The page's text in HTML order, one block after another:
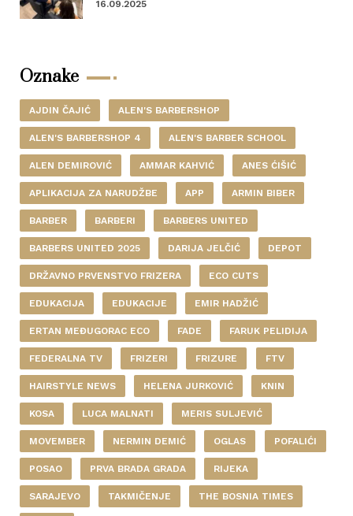
16.09.2025
Oznake
AJDIN ČAJIĆ ALEN'S BARBERSHOP
ALEN'S BARBERSHOP 4 ALEN'S BARBER SCHOOL
ALEN DEMIROVIĆ AMMAR KAHVIĆ ANES ĆIŠIĆ
APLIKACIJA ZA NARUDŽBE APP ARMIN BIBER
BARBER BARBERI BARBERS UNITED
BARBERS UNITED 2025 DARIJA JELČIĆ DEPOT
DRŽAVNO PRVENSTVO FRIZERA ECO CUTS
EDUKACIJA EDUKACIJE EMIR HADŽIĆ
ERTAN MEĐUGORAC ECO FADE FARUK PELIDIJA
FEDERALNA TV FRIZERI FRIZURE FTV
HAIRSTYLE NEWS HELENA JURKOVIĆ KNIN
KOSA LUCA MALNATI MERIS SULJEVIĆ
MOVEMBER NERMIN DEMIĆ OGLAS POFALIĆI
POSAO PRVA BRADA GRADA RIJEKA
SARAJEVO TAKMIČENJE THE BOSNIA TIMES